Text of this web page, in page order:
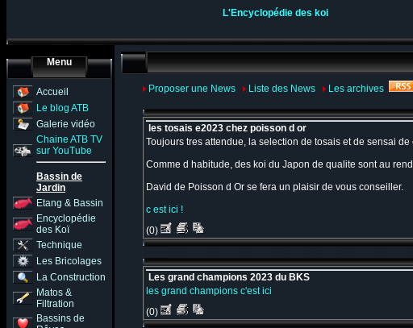
L'Encyclopédie des koi
Menu
Accueil
Le blog ATB
Galerie vidéo
Chaine ATB TV
sur YouTube
Bassin de
Jardin
Etang & Bassin
Encyclopédie
des Koï
Technique
Les Bricolages
La Construction
Matos &
Filtration
Bassins de
Proposer une News Liste des News Les archives
les tosais e2023 chez poisson d or
Toujours tres attendue, la selection de tosais et de sensai
Comme d habitude, des koi du Japon de qualite sont au
David de Poisson d Or se fera un plaisir de vous conseiller.
c est ici !
(0)
Les grand champions 2023 du BKS
les grand champions c'est ici
(0)